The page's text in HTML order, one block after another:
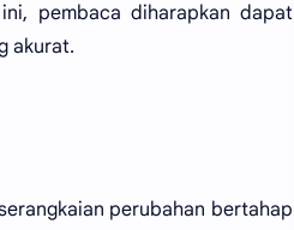
pembaca diharapkan dapat
akurat.
perubahan bertahap